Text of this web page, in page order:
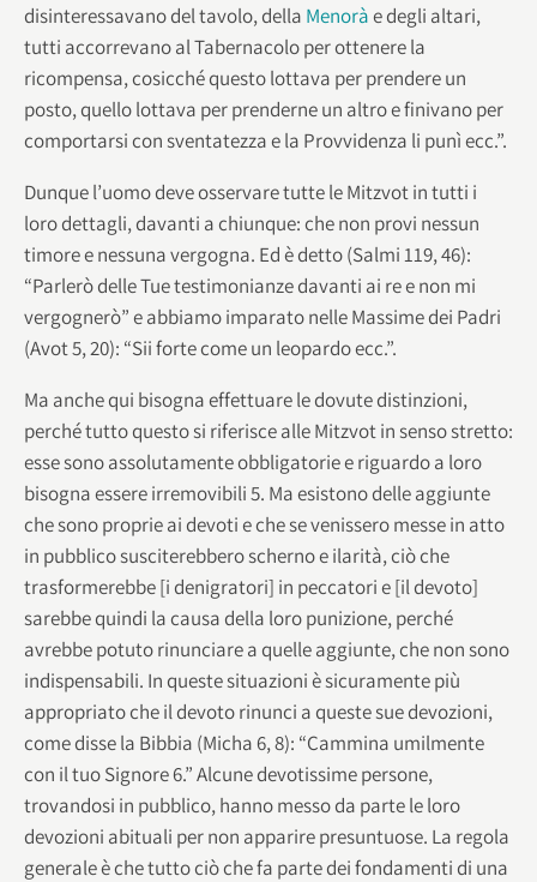
disinteressavano del tavolo, della Menoràe degli altari,
tutti accorrevano al Tabernacolo per ottenere la
ricompensa, cosicché questo lottava per prendere un
posto, quello lottava per prenderne un altro e finivano per
comportarsi con sventatezza e la Provvidenza li punì ecc.”.
Dunque l’uomo deve osservare tutte le Mitzvot in tutti i
loro dettagli, davanti a chiunque: che non provi nessun
timore e nessuna vergogna. Ed è detto (Salmi 119, 46):
“Parlerò delle Tue testimonianze davanti ai re e non mi
vergognerò” e abbiamo imparato nelle Massime dei Padri
(Avot 5, 20): “Sii forte come un leopardo ecc.”.
Ma anche qui bisogna effettuare le dovute distinzioni,
perché tutto questo si riferisce alle Mitzvot in senso stretto:
esse sono assolutamente obbligatorie e riguardo a loro
bisogna essere irremovibili 5. Ma esistono delle aggiunte
che sono proprie ai devoti e che se venissero messe in atto
in pubblico susciterebbero scherno e ilarità, ciò che
trasformerebbe [i denigratori] in peccatori e [il devoto]
sarebbe quindi la causa della loro punizione, perché
avrebbe potuto rinunciare a quelle aggiunte, che non sono
indispensabili. In queste situazioni è sicuramente più
appropriato che il devoto rinunci a queste sue devozioni,
come disse la Bibbia (Micha 6, 8): “Cammina umilmente
con il tuo Signore 6.” Alcune devotissime persone,
trovandosi in pubblico, hanno messo da parte le loro
devozioni abituali per non apparire presuntuose. La regola
generale è che tutto ciò che fa parte dei fondamenti di una